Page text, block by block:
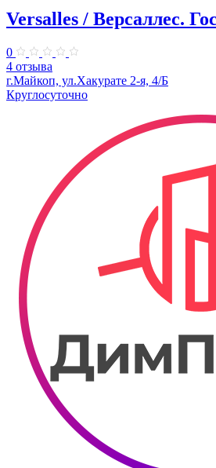
Versalles / Версаллес.
0
4 отзыва
г.Майкоп, ул.Хакурате 2-я, 4/Б
Круглосуточно